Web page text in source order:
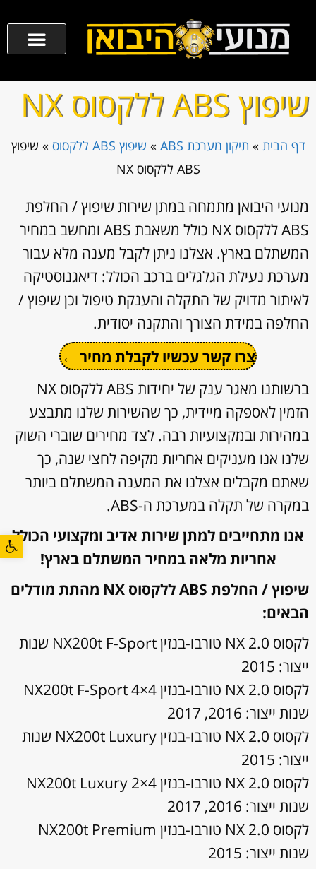
פתח
שיפוץ ABS ללקסוס NX
דף הבית » תיקון מערכת ABS » שיפוץ ABS ללקסוס » שיפוץ
ABS ללקסוס NX
מנועי היבואן מתמחה במתן שירות שיפוץ / החלפת
ABS ללקסוס NX כולל משאבת ABS ומחשב במחיר
המשתלם בארץ. אצלנו ניתן לקבל מענה מלא עבור
מערכת נעילת הגלגלים ברכב הכולל: דיאגנוסטיקה
לאיתור מדויק של התקלה והענקת טיפול וכן שיפוץ /
החלפה במידת הצורך והתקנה יסודית.
צרו קשר עכשיו לקבלת מחיר ←
ברשותנו מאגר ענק של יחידות ABS ללקסוס NX
הזמין לאספקה מיידית, כך שהשירות שלנו מתבצע
במהירות ובמקצועיות רבה. לצד מחירים שוברי השוק
שלנו אנו מעניקים אחריות מקיפה לחצי שנה, כך
שאתם מקבלים אצלנו את המענה המשתלם ביותר
במקרה של תקלה במערכת ה-ABS.
אנו מתחייבים למתן שירות אדיב ומקצועי הכולל
אחריות מלאה במחיר המשתלם בארץ!
שיפוץ / החלפת ABS ללקסוס NX מהתת מודלים
הבאים:
לקסוס NX 2.0 טורבו-בנזין NX200t F-Sport שנות
ייצור: 2015
לקסוס NX 2.0 טורבו-בנזין NX200t F-Sport 4×4
שנות ייצור: 2016, 2017
לקסוס NX 2.0 טורבו-בנזין NX200t Luxury שנות
ייצור: 2015
לקסוס NX 2.0 טורבו-בנזין NX200t Luxury 2×4
שנות ייצור: 2016, 2017
לקסוס NX 2.0 טורבו-בנזין NX200t Premium
שנות ייצור: 2015